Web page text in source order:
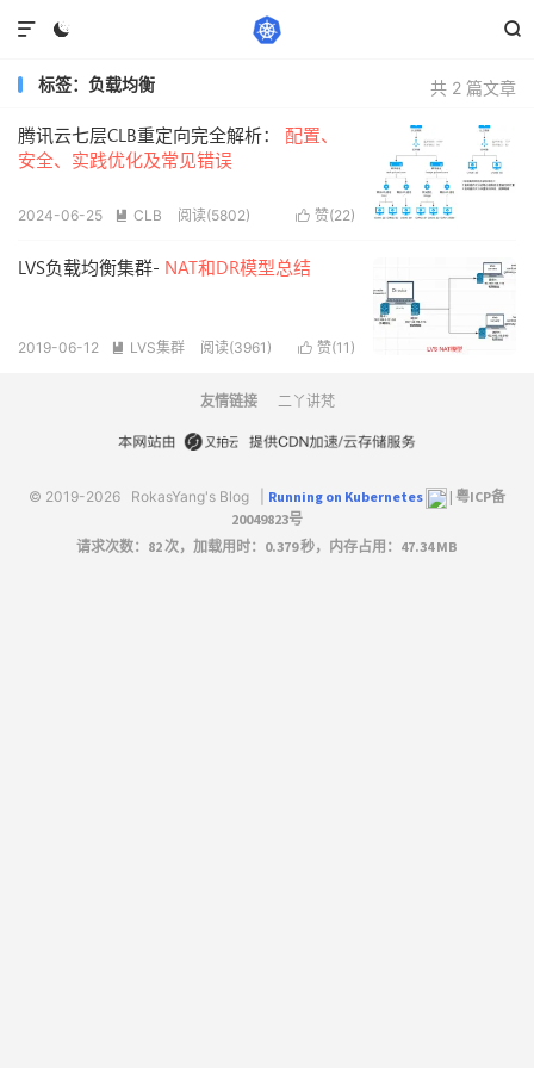



共 2 篇文章
标签：负载均衡
腾讯云七层CLB重定向完全解析： 配置、
安全、实践优化及常见错误
 赞(22)
2024-06-25  CLB 阅读(5802)
LVS负载均衡集群- NAT和DR模型总结
 赞(11 )
2019-06-12  LVS集群 阅读(3961)
友情链接 二丫讲梵
© 2019-2026 RokasYang's Blog Running on Kubernetes | 粤ICP备
20049823号
请求次数：82 次，加载用时：0.379 秒，内存占用：47.34 MB